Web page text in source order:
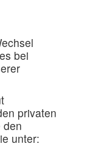
bei
privaten
den
unter: